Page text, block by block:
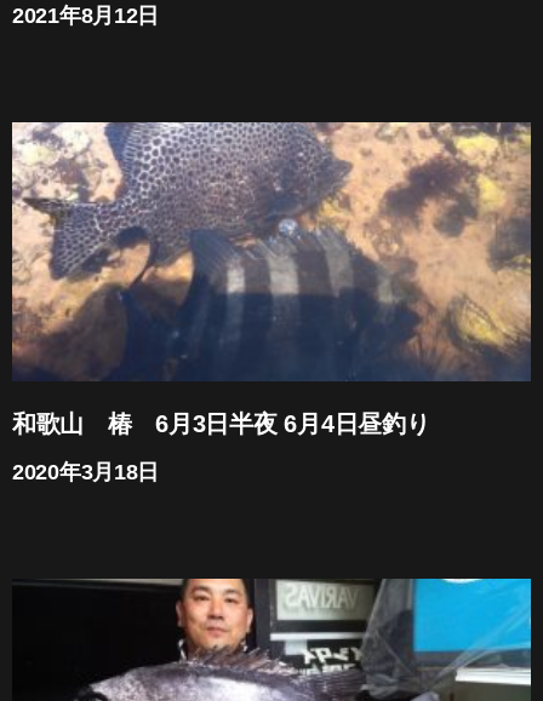
2021年8月12日
和歌山 椿 6月3日半夜 6月4日昼釣り
2020年3月18日